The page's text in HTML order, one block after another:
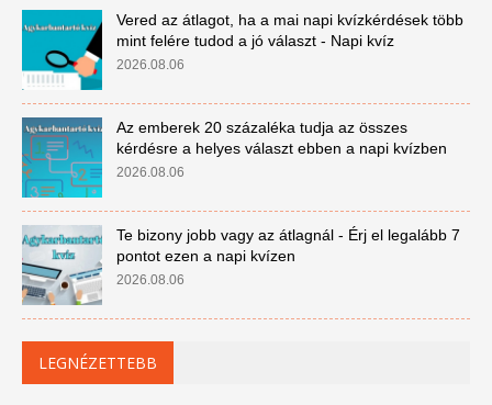
Vered az átlagot, ha a mai napi kvízkérdések több
mint felére tudod a jó választ - Napi kvíz
2026.08.06
Az emberek 20 százaléka tudja az összes
kérdésre a helyes választ ebben a napi kvízben
2026.08.06
Te bizony jobb vagy az átlagnál - Érj el legalább 7
pontot ezen a napi kvízen
2026.08.06
LEGNÉZETTEBB